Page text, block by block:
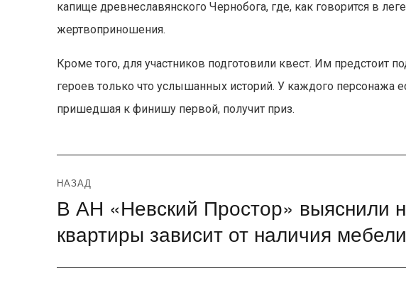
капище древнеславянского Чернобога, где, как говорится в
жертвоприношения.
Кроме того, для участников подготовили квест. Им предстоит
героев только что услышанных историй. У каждого персонажа
пришедшая к финишу первой, получит приз.
Навигация
по
записям
НАЗАД
Предыдущая
В АН «Невский Простор» выяснили
квартиры зависит от наличия мебели